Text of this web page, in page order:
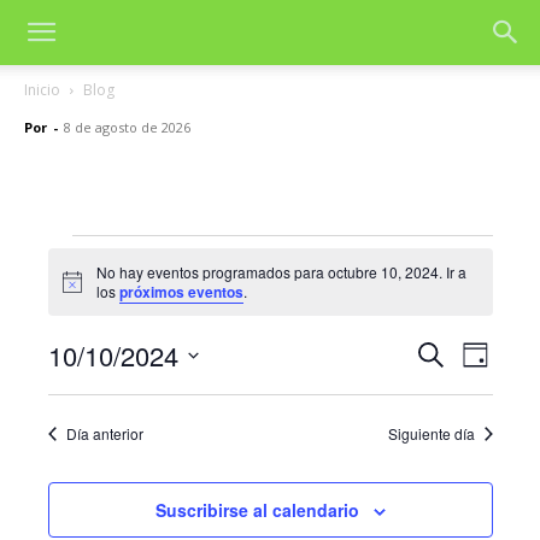
Inicio Blog
Por - 8 de agosto de 2026
Eventos
en
octubre
10,
2024
Aviso
No hay eventos programados para octubre 10, 2024. Ir a
lospróximos eventos.
de
y
Buscar
de
Día
10/10/2024
fecha.
Día anterior Siguiente día
Suscribirse al calendario